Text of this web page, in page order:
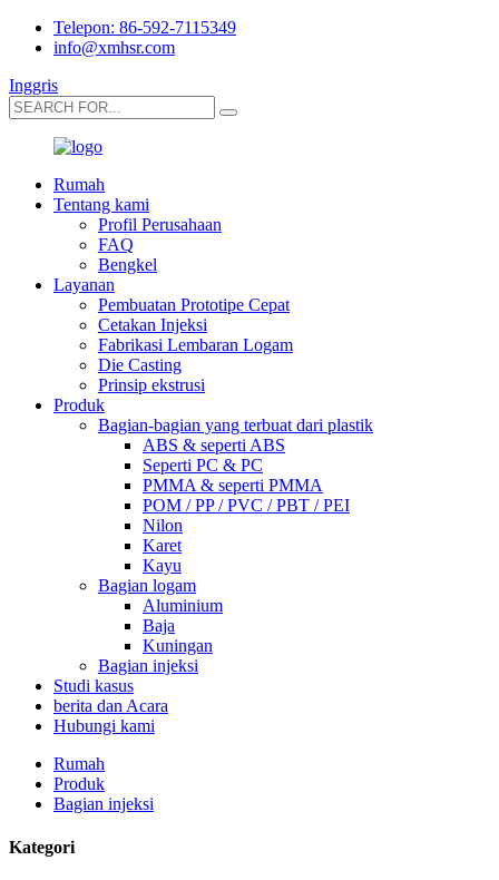
Telepon: 86-592-7115349
info@xmhsr.com
Inggris
Rumah
Tentang kami
Profil Perusahaan
FAQ
Bengkel
Layanan
Pembuatan Prototipe Cepat
Cetakan Injeksi
Fabrikasi Lembaran Logam
Die Casting
Prinsip ekstrusi
Produk
Bagian-bagian yang terbuat dari plastik
ABS & seperti ABS
Seperti PC & PC
PMMA & seperti PMMA
POM / PP / PVC / PBT / PEI
Nilon
Karet
Kayu
Bagian logam
Aluminium
Baja
Kuningan
Bagian injeksi
Studi kasus
berita dan Acara
Hubungi kami
Rumah
Produk
Bagian injeksi
Kategori